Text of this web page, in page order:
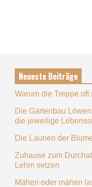
Neueste Beiträge
Warum die Treppe
Die Gartenbau
die jeweilige
Die Launen der
Zuhause zum
Lehm setzen
Mähen oder mähen